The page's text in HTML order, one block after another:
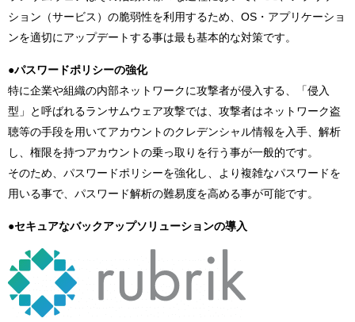
ション（サービス）の脆弱性を利用するため、OS・アプリケーショ
ンを適切にアップデートする事は最も基本的な対策です。
●パスワードポリシーの強化
特に企業や組織の内部ネットワークに攻撃者が侵入する、「侵入
型」と呼ばれるランサムウェア攻撃では、攻撃者はネットワーク盗
聴等の手段を用いてアカウントのクレデンシャル情報を入手、解析
し、権限を持つアカウントの乗っ取りを行う事が一般的です。
そのため、パスワードポリシーを強化し、より複雑なパスワードを
用いる事で、パスワード解析の難易度を高める事が可能です。
●セキュアなバックアップソリューションの導入